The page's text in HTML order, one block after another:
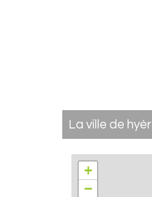
la ville de
+
−